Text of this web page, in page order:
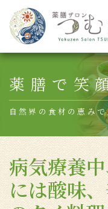
Main
薬膳で笑
自然界の食材の恵み
病気療養
には酸味